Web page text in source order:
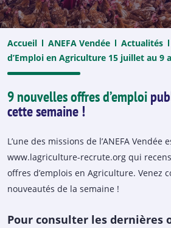
Accueil ANEFA Vendée Actualités
d’Emploi en Agriculture 15 juillet au 9
9 nouvelles offres d’emploi
cette semaine !
L’une des missions de l’ANEFA
www.lagriculture-recrute.org qui
offres d’emplois en Agriculture. Venez
nouveautés de la semaine !
Pour consulter les dernières